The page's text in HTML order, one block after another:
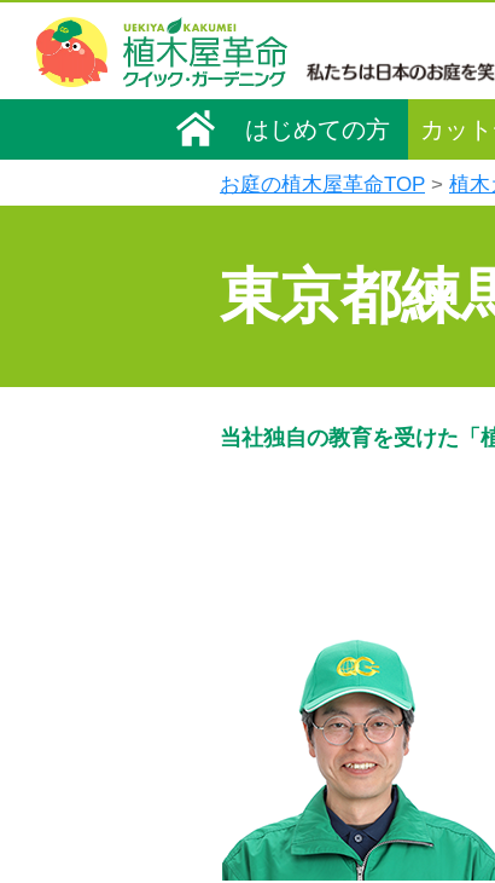
はじめての方 カッ
お庭の植木屋革命TOP 植木
東京都練
当社独自の教育を受けた「